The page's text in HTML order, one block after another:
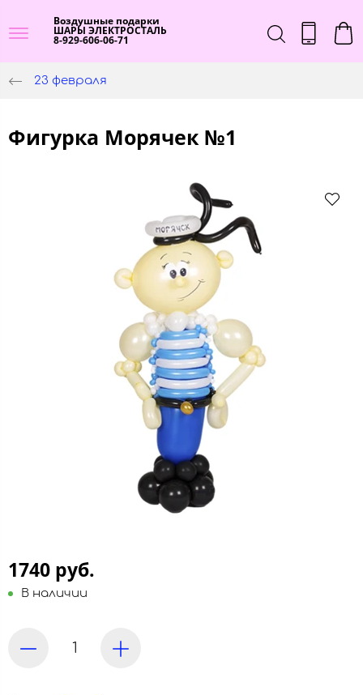
Воздушные подарки
ШАРЫ ЭЛЕКТРОСТАЛЬ
8-929-606-06-71
23 февраля
Фигурка Морячек №1
1740 руб.
В наличии